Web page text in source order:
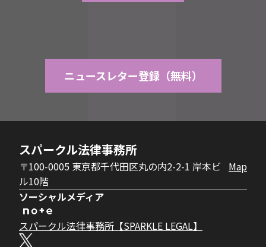
ニュースレター登録（無料）
スパークル法律事務所
〒100-0005 東京都千代田区丸の内2-2-1 岸本ビ
ル10階
Map
ソーシャルメディア
スパークル法律事務所【SPARKLE LEGAL】